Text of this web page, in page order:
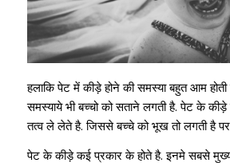
हलाकि पेट में कीड़े होने की समस्या बहुत आम
समस्याये भी बच्चो को सताने लगती है. पेट के
तत्व ले लेते है. जिससे बच्चे को भूख तो लगती है पर
पेट के कीड़े कई प्रकार के होते है. इनमे सबसे मुख्य